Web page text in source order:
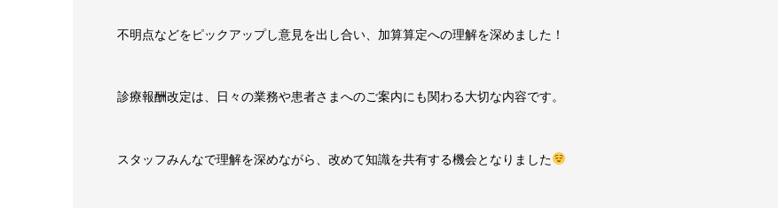
不明点などをピックアップし意見を出し合い、加算算定への理解を深めました！
診療報酬改定は、日々の業務や患者さまへのご案内にも関わる大切な内容です。
スタッフみんなで理解を深めながら、改めて知識を共有する機会となりました